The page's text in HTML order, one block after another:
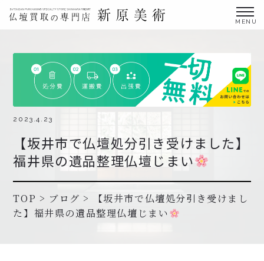
仏壇買取サービス
買取ステップ・お仏壇処分の流れ
ブログ
北陸三県外の方
よくあるご質問
協力店募集について
2023.4.23
【坂井市で仏壇処分引き受けました】
福井県の遺品整理仏壇じまい
TOP > ブログ >
【坂井市で仏壇処分引き受けまし
た】福井県の遺品整理仏壇じまい